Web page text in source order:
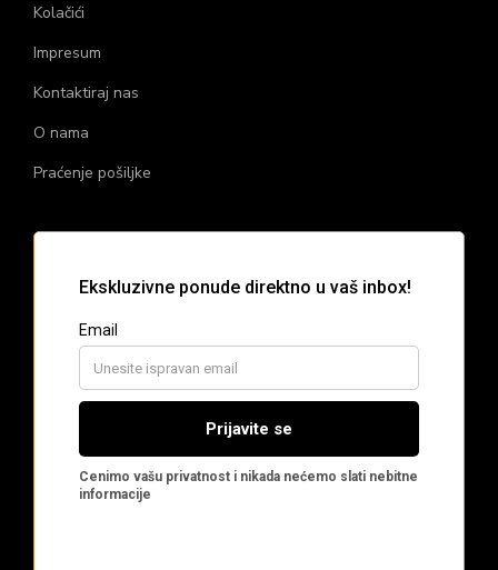
Kolačići
Impresum
Kontaktiraj nas
O nama
Praćenje pošiljke